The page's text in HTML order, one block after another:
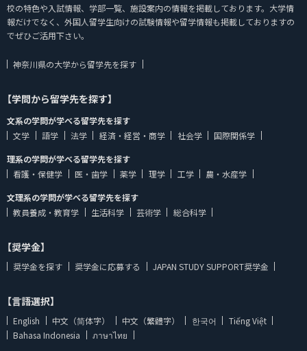
校の特色や入試情報、学部一覧、施設案内の情報を掲載しております。大学情
報だけでなく、外国人留学生向けの試験情報や留学情報も掲載しておりますの
でぜひご活用下さい。
神奈川県の大学から留学先を探す
【学問から留学先を探す】
文系の学問が学べる留学先を探す
文学
語学 法学 経済・経営・商学 社会学
国際関係学
理系の学問が学べる留学先を探す
看護・保健学
医・歯学 薬学 理学 工学
農・水産学
文理系の学問が学べる留学先を探す
教員養成・教育学
生活科学 芸術学 総合科学
【奨学金】
奨学金を探す 奨学金に応募する JAPAN STUDY SUPPORT奨学金
【言語選択】
English 中文（简体字） 中文（繁體字） 한국어
Tiếng Việt
Bahasa Indonesia
ภาษาไทย